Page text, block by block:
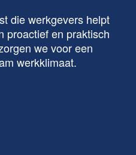
die werkgevers helpt
proactief en praktisch
we voor een
werkklimaat.